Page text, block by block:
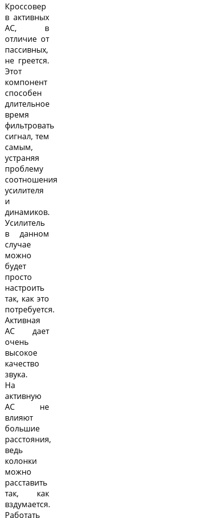
Кроссовер
в активных
АС, в
отличие от
пассивных,
не греется.
Этот
компонент
способен
длительное
время
фильтровать
сигнал, тем
самым,
устраняя
проблему
соотношения
усилителя
и
динамиков.
Усилитель
в данном
случае
можно
будет
просто
настроить
так, как это
потребуется.
Активная
АС дает
очень
высокое
качество
звука.
На
активную
АС не
влияют
большие
расстояния,
ведь
колонки
можно
расставить
так, как
вздумается.
Работать